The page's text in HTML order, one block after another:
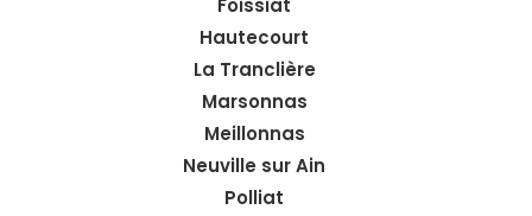
Foissiat
Hautecourt
La Tranclière
Marsonnas
Meillonnas
Neuville sur Ain
Polliat